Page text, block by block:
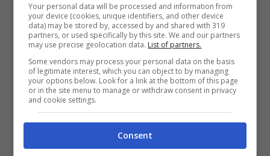
Un posto al sole, anticipazioni: nuova alleanza fra Gennaro
e Ferri (Credits: screenshot Rai Play) – ot11ot2.it
Intanto,Niko e Manuela tornano a palazzo
Your personal data will be processed and information from
your device (cookies, unique identifiers, and other device
data) may be stored by, accessed by and shared with 319
partners, or used specifically by this site. We and our partners
may use precise geolocation data. List of partners.
Some vendors may process your personal data on the basis
of legitimate interest, which you can object to by managing
your options below. Look for a link at the bottom of this page
or in the site menu to manage or withdraw consent in privacy
and cookie settings.
Consent